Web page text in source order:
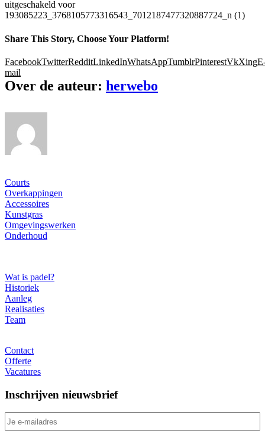
uitgeschakeld voor
193085223_3768105773316543_7012187477320887724_n (1)
Share This Story, Choose Your Platform!
FacebookTwitterRedditLinkedInWhatsAppTumblrPinterestVkXing
mail
Over de auteur: herwebo
Courts
Overkappingen
Accessoires
Kunstgras
Omgevingswerken
Onderhoud
Wat is padel?
Historiek
Aanleg
Realisaties
Team
Contact
Offerte
Vacatures
Inschrijven nieuwsbrief